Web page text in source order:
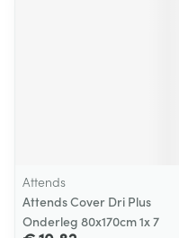
Attends
Attends Cover Dri Plus
Onderleg 80x170cm 1x 7